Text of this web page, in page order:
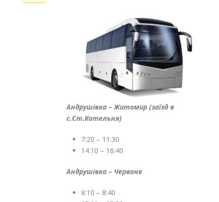
Андрушівка – Житомир (заїзд в
с.Ст.Котельня)
7:20 – 11:30
14:10 – 16:40
Андрушівка – Червоне
8:10 – 8:40